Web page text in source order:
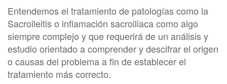
Entendemos el tratamiento de patologías como la
Sacroileitis o inflamación sacroiliaca como algo
siempre complejo y que requerirá de un análisis y
estudio orientado a comprender y descifrar el origen
o causas del problema a fin de establecer el
tratamiento más correcto.